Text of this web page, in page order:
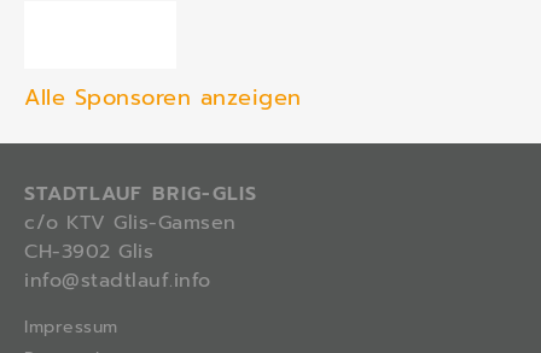
Alle Sponsoren anzeigen
STADTLAUF BRIG-GLIS
c/o KTV Glis-Gamsen
CH-3902 Glis
info@stadtlauf.info
Impressum